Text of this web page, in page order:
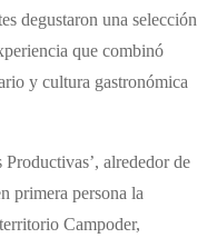
degustaron una selección
que combinó
y cultura gastronómica
alrededor de
primera persona la
Campoder,